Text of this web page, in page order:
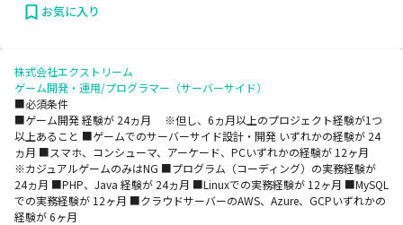
お気に入り
株式会社エクストリーム
ゲーム開発・運用/プログラマー（サーバーサイド）
■必須条件
■ゲーム開発 経験が 24ヵ月 ※但し、6ヵ月以上のプロジェクト経験が1つ
以上あること ■ゲームでのサーバーサイド設計・開発 いずれかの経験が 24
ヵ月 ■スマホ、コンシューマ、アーケード、PCいずれかの経験が 12ヶ月
※カジュアルゲームのみはNG ■プログラム（コーディング）の実務経験が
24ヵ月 ■PHP、Java 経験が 24ヵ月 ■Linuxでの実務経験が 12ヶ月 ■MySQL
での実務経験が 12ヶ月 ■クラウドサーバーのAWS、Azure、GCPいずれかの
経験が 6ヶ月